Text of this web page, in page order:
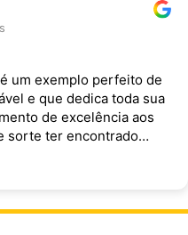
um exemplo perfeito de
e que dedica toda sua
de excelência aos
sorte ter encontrado